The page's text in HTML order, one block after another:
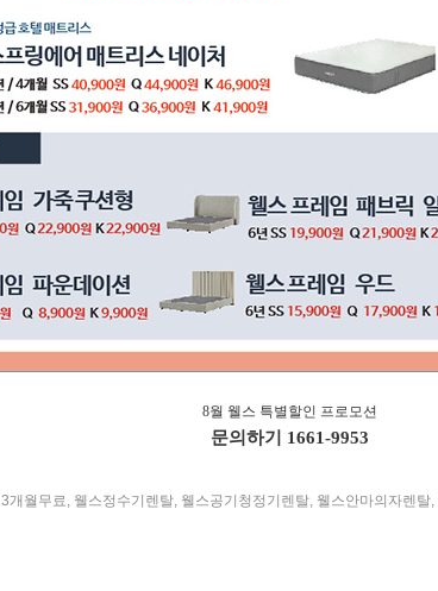
8월 웰스 특별할인 프로모션
문의하기 1661-9953
3개월무료, 웰스정수기렌탈, 웰스공기청정기렌탈, 웰스안마의자렌탈,